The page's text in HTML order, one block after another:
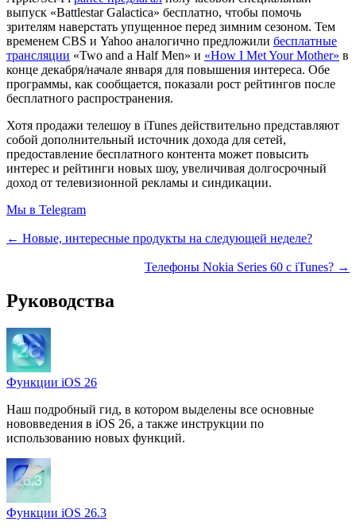
выпуск «Battlestar Galactica» бесплатно, чтобы помочь
зрителям наверстать упущенное перед зимним сезоном. Тем
временем CBS и Yahoo аналогично предложили бесплатные
трансляции «Two and a Half Men» и «How I Met Your Mother» в
конце декабря/начале января для повышения интереса. Обе
программы, как сообщается, показали рост рейтингов после
бесплатного распространения.
Хотя продажи телешоу в iTunes действительно представляют
собой дополнительный источник дохода для сетей,
предоставление бесплатного контента может повысить
интерес и рейтинги новых шоу, увеличивая долгосрочный
доход от телевизионной рекламы и синдикации.
Мы в Telegram
← Новые, интересные продукты на следующей неделе?
Телефоны Nokia Series 60 с iTunes? →
Руководства
Функции iOS 26
Наш подробный гид, в котором выделены все основные
нововведения в iOS 26, а также инструкции по
использованию новых функций.
Функции iOS 26.3